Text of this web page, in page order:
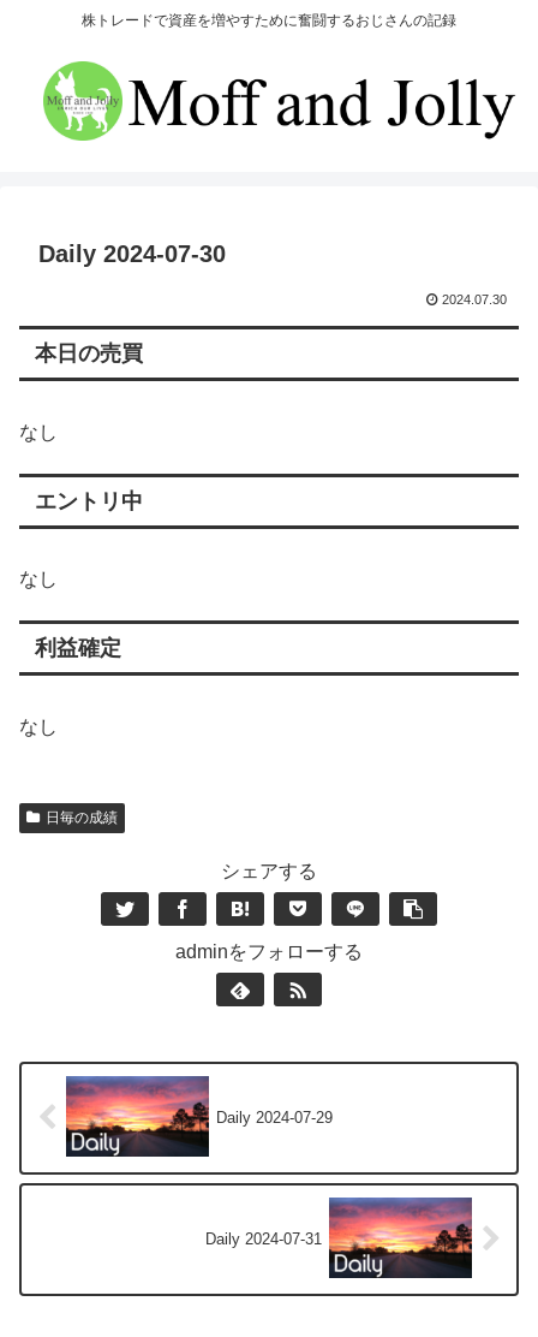
株トレードで資産を増やすために奮闘するおじさんの記録
Daily 2024-07-30
2024.07.30
本日の売買
なし
エントリ中
なし
利益確定
なし
日毎の成績
シェアする
adminをフォローする
Daily 2024-07-29
Daily 2024-07-31